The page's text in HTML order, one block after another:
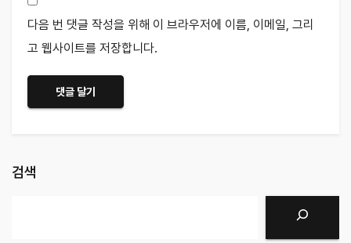
다음 번 댓글 작성을 위해 이 브라우저에 이름, 이메일, 그리
고 웹사이트를 저장합니다.
검색